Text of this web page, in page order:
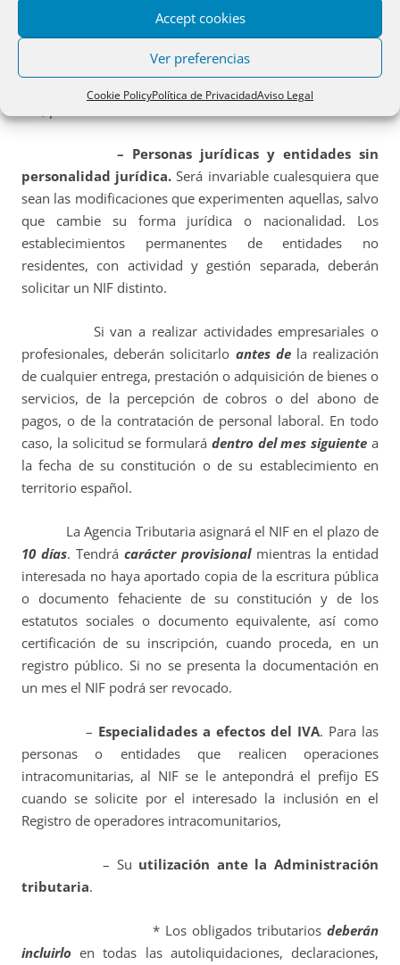
Accept cookies
Ver preferencias
Cookie PolicyPolítica de PrivacidadAviso Legal
directamente por la Administración tributaria tendrá
validez en tanto su titular no obtenga el DNI o su NIE. Si
una persona física dispone simultáneamente de un NIF
asignado por la Administración tributaria y de un DNI o
– Personas jurídicas y entidades sin
personalidad jurídica.Será invariable cualesquiera que
sean las modificaciones que experimenten aquellas, salvo
que cambie su forma jurídica o nacionalidad. Los
establecimientos permanentes de entidades no
residentes, con actividad y gestión separada, deberán
solicitar un NIF distinto.
Si van a realizar actividades empresariales o
profesionales, deberán solicitarlo antes dela realización
de cualquier entrega, prestación o adquisición de bienes o
servicios, de la percepción de cobros o del abono de
pagos, o de la contratación de personal laboral. En todo
caso, la solicitud se formulará dentro del mes siguiente a
la fecha de su constitución o de su establecimiento en
territorio español.
La Agencia Tributaria asignará el NIF en el plazo de
10 días. Tendrá carácter provisionalmientras la entidad
interesada no haya aportado copia de la escritura pública
o documento fehaciente de su constitución y de los
estatutos sociales o documento equivalente, así como
certificación de su inscripción, cuando proceda, en un
registro público. Si no se presenta la documentación en
un mes el NIF podrá ser revocado.
– Especialidades a efectos del IVA. Para las
personas o entidades que realicen operaciones
intracomunitarias, al NIF se le antepondrá el prefijo ES
cuando se solicite por el interesado la inclusión en el
Registro de operadores intracomunitarios,
– Su utilización ante la Administración
tributaria.
* Los obligados tributariosdeberán
incluirlo en todas las autoliquidaciones, declaraciones,